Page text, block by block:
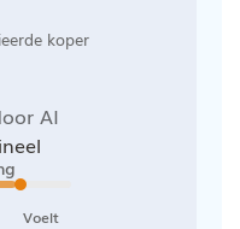
koper
AI
Voelt